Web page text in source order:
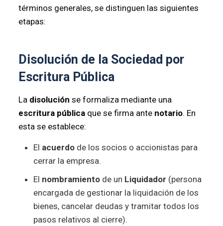
términos generales, se distinguen las siguientes
etapas:
Disolución de la Sociedad por
Escritura Pública
La disolución se formaliza mediante una
escritura públicaque se firma ante notario. En
esta se establece:
El acuerdode los socios o accionistas para
cerrar la empresa.
El nombramientode un Liquidador (persona
encargada de gestionar la liquidación de los
bienes, cancelar deudas y tramitar todos los
pasos relativos al cierre).